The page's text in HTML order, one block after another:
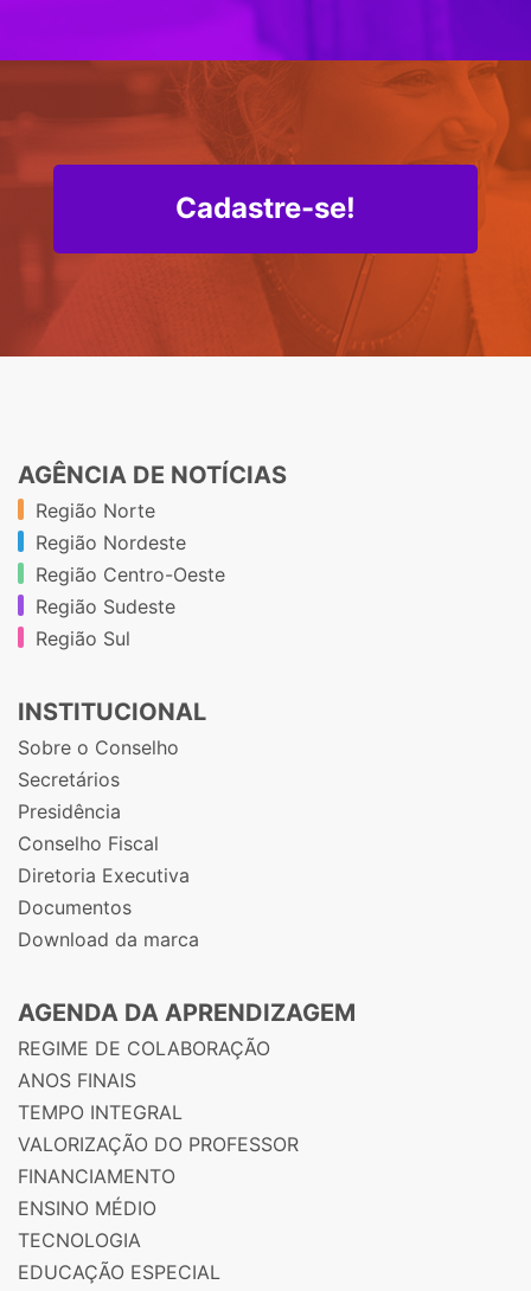
Cadastre-se!
AGÊNCIA DE NOTÍCIAS
Região Norte
Região Nordeste
Região Centro-Oeste
Região Sudeste
Região Sul
INSTITUCIONAL
Sobre o Conselho
Secretários
Presidência
Conselho Fiscal
Diretoria Executiva
Documentos
Download da marca
AGENDA DA APRENDIZAGEM
REGIME DE COLABORAÇÃO
ANOS FINAIS
TEMPO INTEGRAL
VALORIZAÇÃO DO PROFESSOR
FINANCIAMENTO
ENSINO MÉDIO
TECNOLOGIA
EDUCAÇÃO ESPECIAL